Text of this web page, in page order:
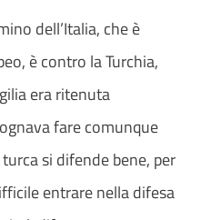
dell’Italia, che è
è contro la Turchia,
era ritenuta
fare comunque
si difende bene, per
entrare nella difesa